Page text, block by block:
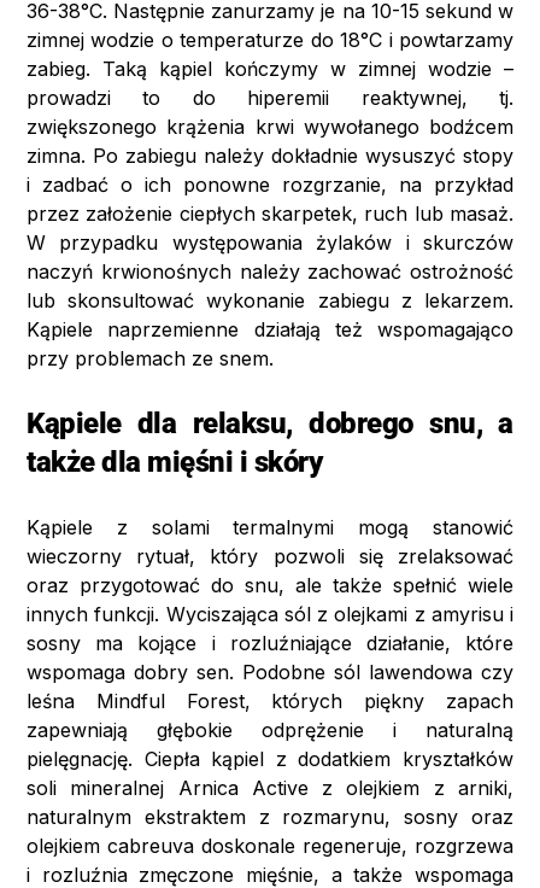
36-38°C. Następnie zanurzamy je na 10-15 sekund w
zimnej wodzie o temperaturze do 18°C i powtarzamy
zabieg. Taką kąpiel kończymy w zimnej wodzie –
prowadzi to do hiperemii reaktywnej, tj.
zwiększonego krążenia krwi wywołanego bodźcem
zimna. Po zabiegu należy dokładnie wysuszyć stopy
i zadbać o ich ponowne rozgrzanie, na przykład
przez założenie ciepłych skarpetek, ruch lub masaż.
W przypadku występowania żylaków i skurczów
naczyń krwionośnych należy zachować ostrożność
lub skonsultować wykonanie zabiegu z lekarzem.
Kąpiele naprzemienne działają też wspomagająco
przy problemach ze snem.
Kąpiele dla relaksu, dobrego snu, a
także dla mięśni i skóry
Kąpiele z solami termalnymi mogą stanowić
wieczorny rytuał, który pozwoli się zrelaksować
oraz przygotować do snu, ale także spełnić wiele
innych funkcji. Wyciszająca sól z olejkami z amyrisu i
sosny ma kojące i rozluźniające działanie, które
wspomaga dobry sen. Podobne sól lawendowa czy
leśna Mindful Forest, których piękny zapach
zapewniają głębokie odprężenie i naturalną
pielęgnację. Ciepła kąpiel z dodatkiem kryształków
soli mineralnej Arnica Active z olejkiem z arniki,
naturalnym ekstraktem z rozmarynu, sosny oraz
olejkiem cabreuva doskonale regeneruje, rozgrzewa
i rozluźnia zmęczone mięśnie, a także wspomaga